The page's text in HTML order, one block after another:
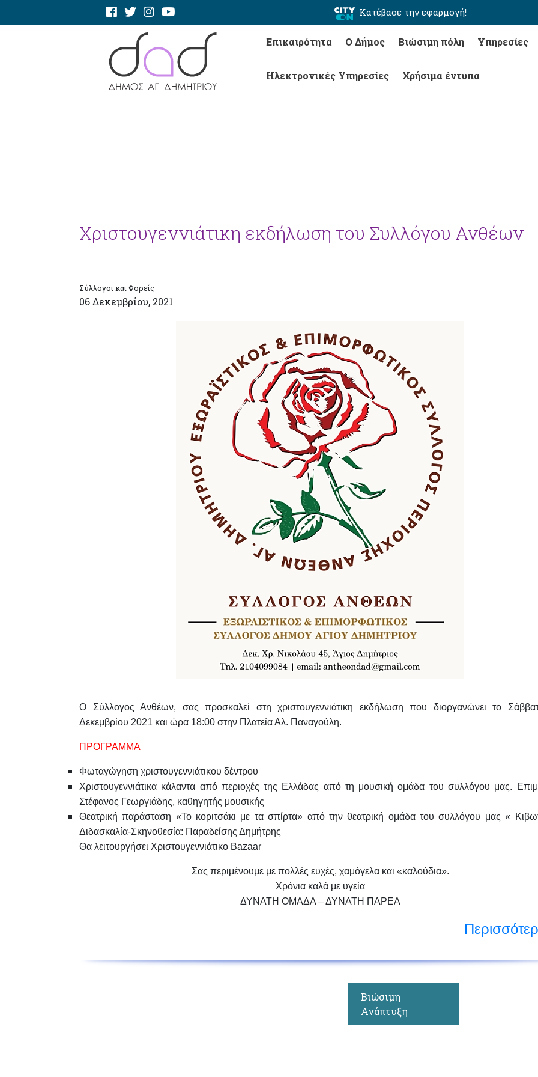
Κατέβασε την εφαρμογή!
Επικαιρότητα Ο Δήμος Βιώσιμη πόλη Υπηρεσίες
Ηλεκτρονικές Υπηρεσίες Χρήσιμα έντυπα
Χριστουγεννιάτικη εκδήλωση του Συλλόγου Ανθέων
Σύλλογοι και Φορείς
06 Δεκεμβρίου, 2021
Ο Σύλλογος Ανθέων, σας προσκαλεί στη χριστουγεννιάτικη εκδήλωση που διοργανώνει το
Δεκεμβρίου 2021 και ώρα 18:00 στην Πλατεία Αλ. Παναγούλη.
ΠΡΟΓΡΑΜΜΑ
Φωταγώγηση χριστουγεννιάτικου δέντρου
Χριστουγεννιάτικα κάλαντα από περιοχές της Ελλάδας από τη μουσική ομάδα του συλλόγου μας.
Στέφανος Γεωργιάδης, καθηγητής μουσικής
Θεατρική παράσταση «Το κοριτσάκι με τα σπίρτα» από την θεατρική ομάδατου συλλόγου μας «
Διδασκαλία-Σκηνοθεσία: Παραδείσης Δημήτρης
Θα λειτουργήσει Χριστουγεννιάτικο Bazaar
Σας περιμένουμε με πολλές ευχές, χαμόγελα και «καλούδια».
Χρόνια καλά με υγεία
ΔΥΝΑΤΗ ΟΜΑΔΑ – ΔΥΝΑΤΗ ΠΑΡΕΑ
Βιώσιμη
Ανάπτυξη